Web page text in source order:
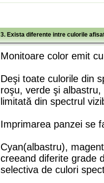
3. Exista diferente intre culorile
Monitoare color emit
Deşi toate culorile din
roşu, verde şi
limitată din spectrul
Imprimarea panzei se
Cyan(albastru),
creeand diferite grade
selectiva de culori